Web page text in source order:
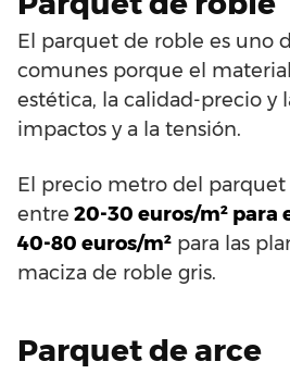
El parquet de roble es uno
comunes porque el
estética, la calidad-precio y
impactos y a la tensión.
El precio metro del parquet
entre 20-30 euros/m² para
40-80 euros/m² para las
maciza de roble gris.
Parquet de arce